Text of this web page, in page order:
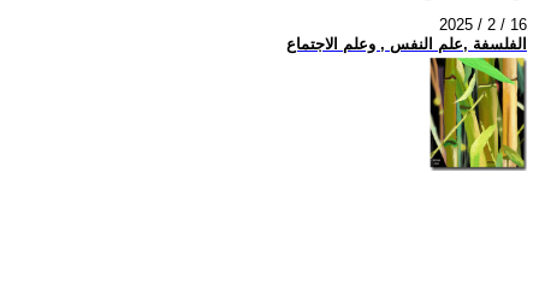
2025 / 2 / 16
الفلسفة ,علم النفس , وعلم الاجتماع